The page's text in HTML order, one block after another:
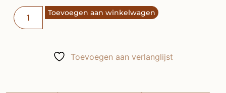
Toevoegen aan winkelwagen
Toevoegen aan verlanglijst